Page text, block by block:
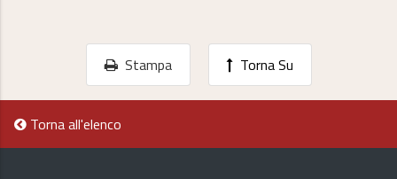
Stampa Torna Su
Torna all'elenco